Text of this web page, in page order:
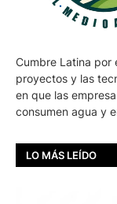
Cumbre Latina por
proyectos y las
en que las
consumen agua y
LO MÁS LEÍDO